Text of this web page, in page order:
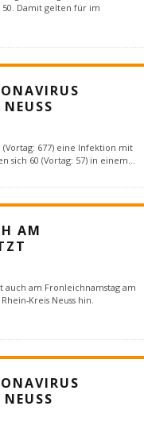
50. Damit gelten für im
(Vortag: 677) eine Infektion mit
sich 60 (Vortag: 57) in einem...
AM
auch am Fronleichnamstag am
Kreis Neuss hin.